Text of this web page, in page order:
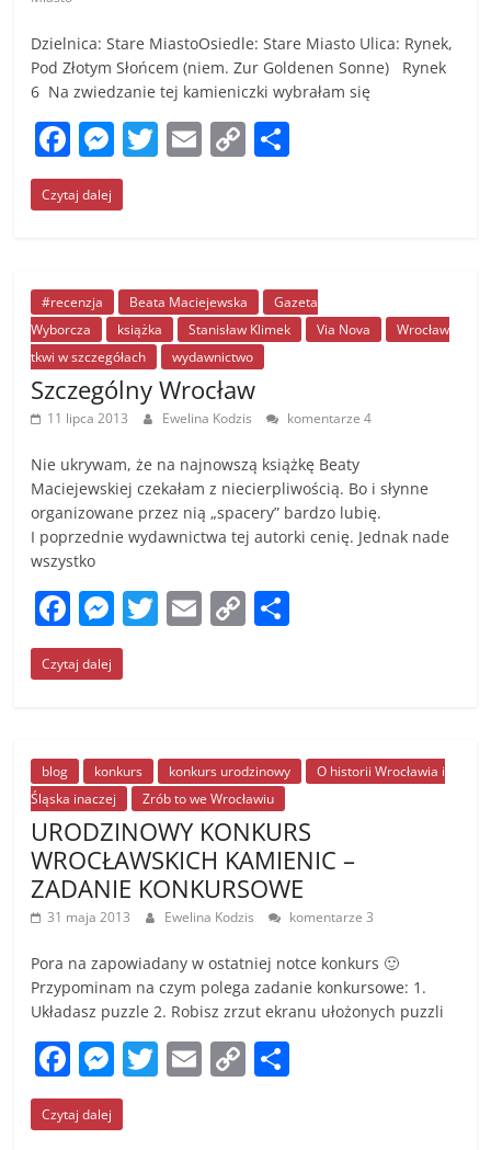
Dzielnica: Stare MiastoOsiedle: Stare Miasto Ulica: Rynek,
Pod Złotym Słońcem (niem. Zur Goldenen Sonne) Rynek
6 Na zwiedzanie tej kamieniczki wybrałam się
F
a
c
b
o
o
k
M
e
ss
n
g
er
T E C
Li
n
k
Czytaj dalej
#recenzja Beata Maciejewska
Gazeta
Wyborcza
książka Stanisław Klimek Via Nova
Wrocław
tkwi w szczegółach
wydawnictwo
Szczególny Wrocław
11 lipca 2013 Ewelina Kodzis komentarze 4
Nie ukrywam, że na najnowszą książkę Beaty
Maciejewskiej czekałam z niecierpliwością. Bo i słynne
organizowane przez nią „spacery” bardzo lubię.
I poprzednie wydawnictwa tej autorki cenię. Jednak nade
wszystko
F
a
c
b
o
o
k
M
e
ss
n
g
er
T E C
Li
n
k
Czytaj dalej
blog konkurs konkurs urodzinowy
O historii Wrocławia i
Śląska inaczej
Zrób to we Wrocławiu
URODZINOWY KONKURS
WROCŁAWSKICH KAMIENIC –
ZADANIE KONKURSOWE
31 maja 2013 Ewelina Kodzis komentarze 3
Pora na zapowiadany w ostatniej notce konkurs 🙂
Przypominam na czym polega zadanie konkursowe: 1.
Układasz puzzle 2. Robisz zrzut ekranu ułożonych puzzli
F
a
c
M
e
ss
T E C
Czytaj dalej